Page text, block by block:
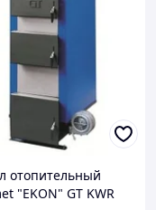
отопительный
"EKON" GT KWR